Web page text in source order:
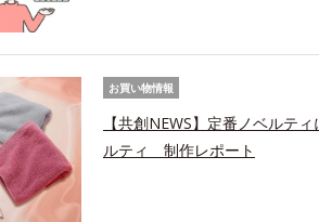
お買い物情報
【共創NEWS】定番ノベルテ
ルティ 制作レポート